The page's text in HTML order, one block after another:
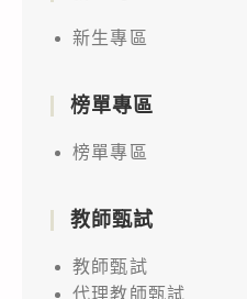
新生專區
榜單專區
榜單專區
教師甄試
教師甄試
代理教師甄試